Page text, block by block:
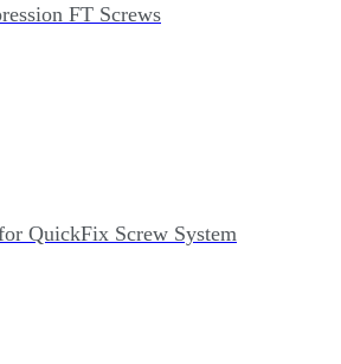
FT Screws
QuickFix Screw System